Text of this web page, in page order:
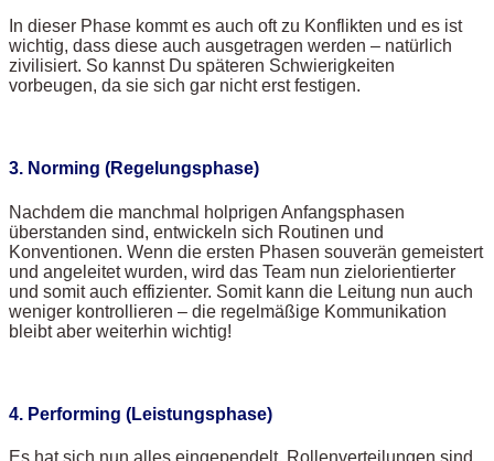
In dieser Phase kommt es auch oft zu Konflikten und es ist
wichtig, dass diese auch ausgetragen werden – natürlich
zivilisiert. So kannst Du späteren Schwierigkeiten
vorbeugen, da sie sich gar nicht erst festigen.
3. Norming (Regelungsphase)
Nachdem die manchmal holprigen Anfangsphasen
überstanden sind, entwickeln sich Routinen und
Konventionen. Wenn die ersten Phasen souverän gemeistert
und angeleitet wurden, wird das Team nun zielorientierter
und somit auch effizienter. Somit kann die Leitung nun auch
weniger kontrollieren – die regelmäßige Kommunikation
bleibt aber weiterhin wichtig!
4. Performing (Leistungsphase)